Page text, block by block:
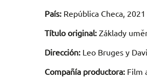
País: República Checa, 2021
Título original: Základy
Dirección: Leo Bruges y
Compañía productora: Film